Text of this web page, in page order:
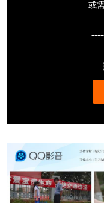
或